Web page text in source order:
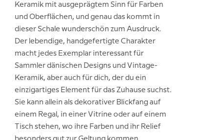
Keramik mit ausgeprägtem Sinn für Farben
und Oberflächen, und genau das kommt in
dieser Schale wunderschön zum Ausdruck.
Der lebendige, handgefertigte Charakter
macht jedes Exemplar interessant für
Sammler dänischen Designs und Vintage-
Keramik, aber auch für dich, der du ein
einzigartiges Element für das Zuhause suchst.
Sie kann allein als dekorativer Blickfang auf
einem Regal, in einer Vitrine oder auf einem
Tisch stehen, wo ihre Farben und ihr Relief